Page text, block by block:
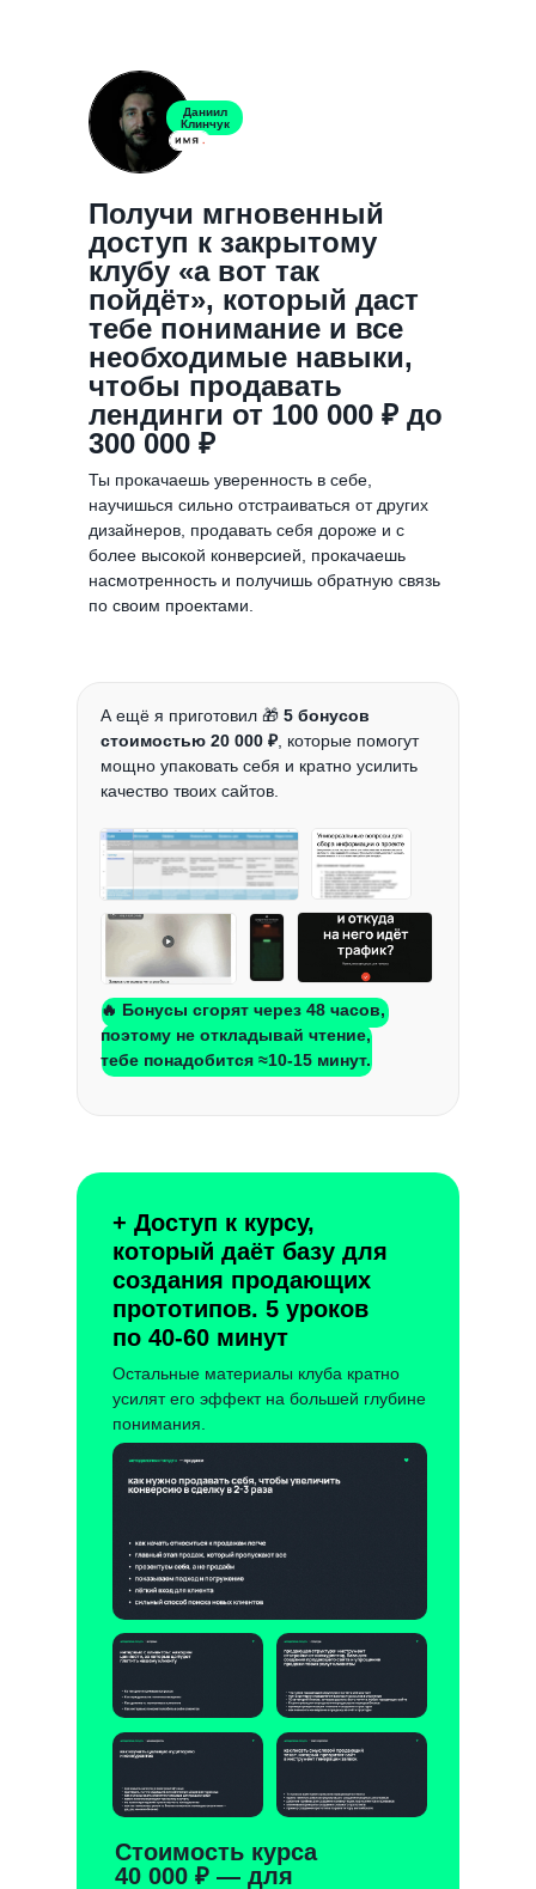
Получи мгновенный
доступ к закрытому
клубу «а вот так
пойдёт», который даст
тебе понимание и все
необходимые навыки,
чтобы продавать
лендинги от 100 000 ₽ до
300 000 ₽
Ты прокачаешь уверенность в себе,
научишься сильно отстраиваться от других
дизайнеров, продавать себя дороже и с
более высокой конверсией, прокачаешь
насмотренность и получишь обратную связь
по своим проектами.
Даниил
Клинчук
А ещё я приготовил 🎁 5 бонусов
стоимостью 20 000 ₽, которые помогут
мощно упаковать себя и кратно усилить
качество твоих сайтов.
🔥 Бонусы сгорят через 48 часов,
поэтому не откладывай чтение,
тебе понадобится ≈10-15 минут.
+ Доступ к курсу,
который даёт базу для
создания продающих
прототипов. 5 уроков
по 40-60 минут
Остальные материалы клуба кратно
усилят его эффект на большей глубине
понимания.
Стоимость курса
40 000 ₽ — для